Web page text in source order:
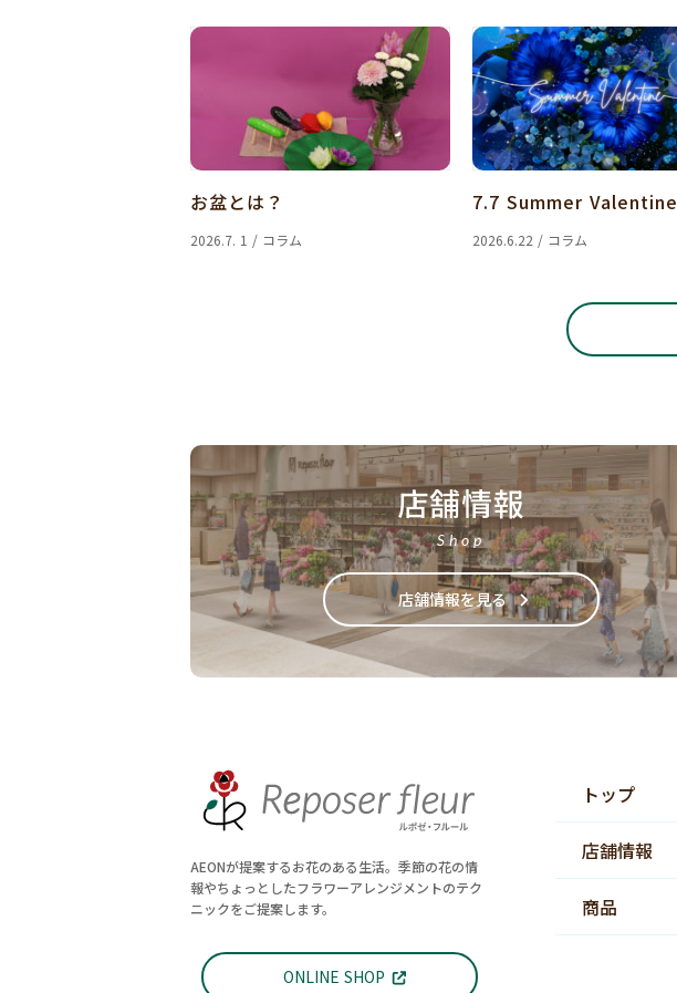
お盆とは？
2026.7. 1 / コラム
7.7 Summer Valentine
2026.6.22 / コラム
店舗情報
Shop
店舗情報を見る
AEONが提案するお花のある生活。季節の花の情
報やちょっとしたフラワーアレンジメントのテク
ニックをご提案します。
ONLINE SHOP
トップ
店舗情報
商品